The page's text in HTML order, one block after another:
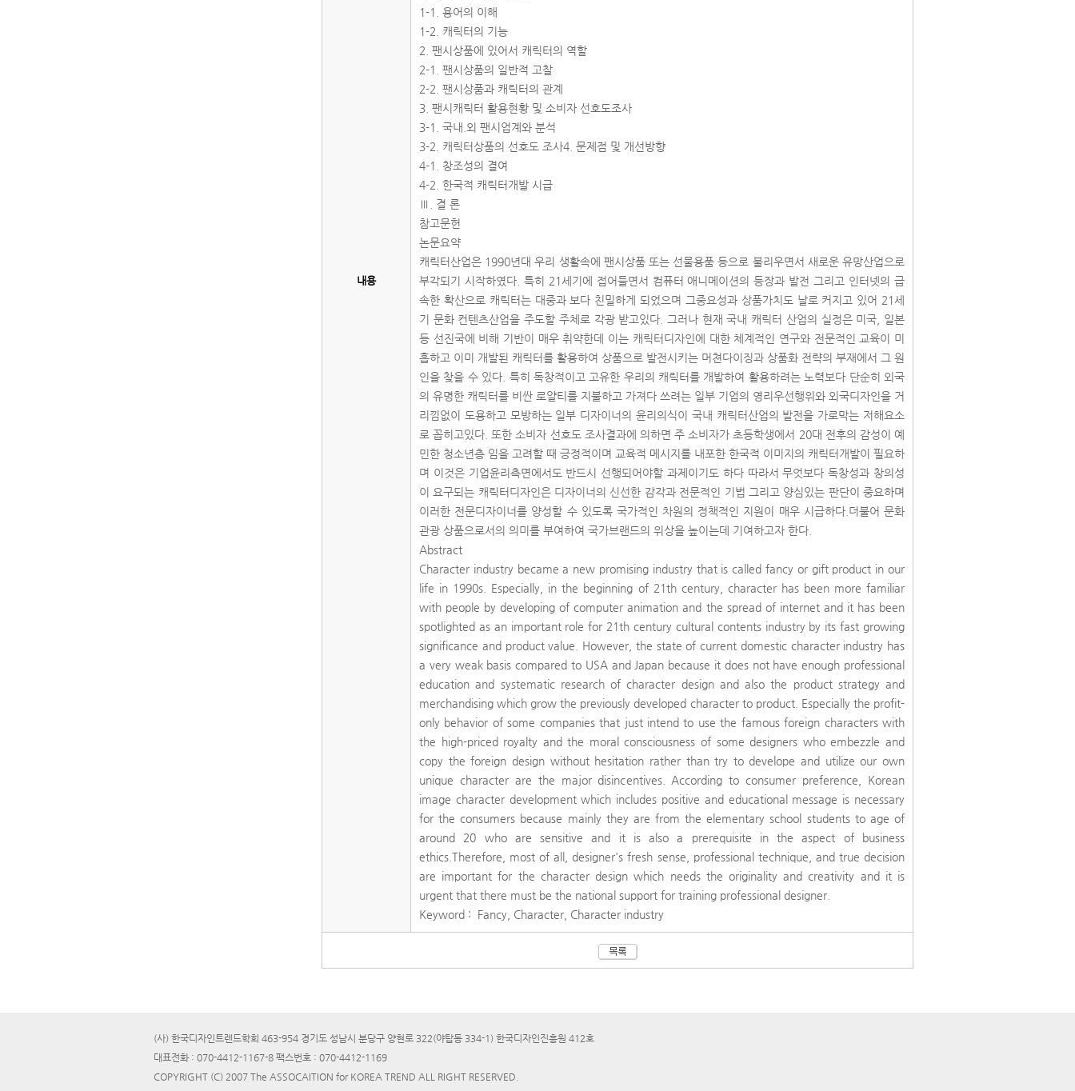
내용
1-1. 용어의 이해
1-2. 캐릭터의 기능
2. 팬시상품에 있어서 캐릭터의 역할
2-1. 팬시상품의 일반적 고찰
2-2. 팬시상품과 캐릭터의 관계
3. 팬시캐릭터 활용현황 및 소비자 선호도조사
3-1. 국내.외 팬시업계와 분석
3-2. 캐릭터상품의 선호도 조사4. 문제점 및 개선방향
4-1. 창조성의 결여
4-2. 한국적 캐릭터개발 시급
Ⅲ. 결 론
참고문헌
논문요약
캐릭터산업은 1990년대 우리 생활속에 팬시상품 또는 선물용품 등으로 불리우면서 새로운 유망산업으로
부각되기 시작하였다. 특히 21세기에 접어들면서 컴퓨터 애니메이션의 등장과 발전 그리고 인터넷의 급
속한 확산으로 캐릭터는 대중과 보다 친밀하게 되었으며 그중요성과 상품가치도 날로 커지고 있어 21세
기 문화 컨텐츠산업을 주도할 주체로 각광 받고있다. 그러나 현재 국내 캐릭터 산업의 실정은 미국, 일본
등 선진국에 비해 기반이 매우 취약한데 이는 캐릭터디자인에 대한 체계적인 연구와 전문적인 교육이 미
흡하고 이미 개발된 캐릭터를 활용하여 상품으로 발전시키는 머쳔다이징과 상품화 전략의 부재에서 그 원
인을 찾을 수 있다. 특히 독창적이고 고유한 우리의 캐릭터를 개발하여 활용하려는 노력보다 단순히 외국
의 유명한 캐릭터를 비싼 로얄티를 지불하고 가져다 쓰려는 일부 기업의 영리우선행위와 외국디자인을 거
리낌없이 도용하고 모방하는 일부 디자이너의 윤리의식이 국내 캐릭터산업의 발전을 가로막는 저해요소
로 꼽히고있다. 또한 소비자 선호도 조사결과에 의하면 주 소비자가 초등학생에서 20대 전후의 감성이 예
민한 청소년층 임을 고려할 때 긍정적이며 교육적 메시지를 내포한 한국적 이미지의 캐릭터개발이 필요하
며 이것은 기업윤리측면에서도 반드시 선행되어야할 과제이기도 하다 따라서 무엇보다 독창성과 창의성
이 요구되는 캐릭터디자인은 디자이너의 신선한 감각과 전문적인 기법 그리고 양심있는 판단이 중요하며
이러한 전문디자이너를 양성할 수 있도록 국가적인 차원의 정책적인 지원이 매우 시급하다.더불어 문화
관광 상품으로서의 의미를 부여하여 국가브랜드의 위상을 높이는데 기여하고자 한다.
Abstract
Character industry became a new promising industry that is called fancy or gift product in our
life in 1990s. Especially, in the beginning of 21th century, character has been more familiar
with people by developing of computer animation and the spread of internet and it has been
spotlighted as an important role for 21th century cultural contents industry by its fast growing
significance and product value. However, the state of current domestic character industry has
a very weak basis compared to USA and Japan because it does not have enough professional
education and systematic research of character design and also the product strategy and
merchandising which grow the previously developed character to product. Especially the profit-
only behavior of some companies that just intend to use the famous foreign characters with
the high-priced royalty and the moral consciousness of some designers who embezzle and
copy the foreign design without hesitation rather than try to develope and utilize our own
unique character are the major disincentives. According to consumer preference, Korean
image character development which includes positive and educational message is necessary
for the consumers because mainly they are from the elementary school students to age of
around 20 who are sensitive and it is also a prerequisite in the aspect of business
ethics.Therefore, most of all, designer's fresh sense, professional technique, and true decision
are important for the character design which needs the originality and creativity and it is
urgent that there must be the national support for training professional designer.
Keyword : Fancy, Character, Character industry
(사) 한국디자인트렌드학회 463-954 경기도 성남시 분당구 양현로 322(야탑동 334-1) 한국디자인진흥원 412호
대표전화 : 070-4412-1167-8 팩스번호 : 070-4412-1169
COPYRIGHT (C) 2007 The ASSOCAITION for KOREA TREND ALL RIGHT RESERVED.